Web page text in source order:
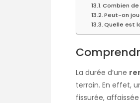
Combien
Peut-on
Quelle est
La durée d’une
terrain. En effet,
fissurée,